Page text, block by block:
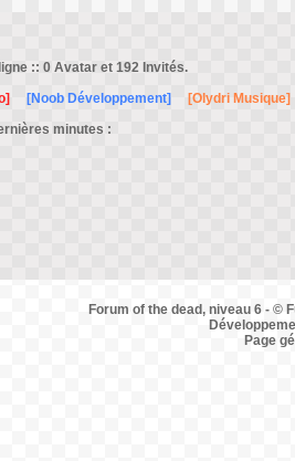
:: 0 Avatar et 192 Invités.
[Noob Développement]
[Olydri Musique]
minutes :
Forum of the dead, niveau 6 - ©
Page